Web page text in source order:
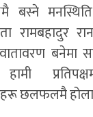
बस्ने
रामबहादुर
बनेमा
छलफलमै